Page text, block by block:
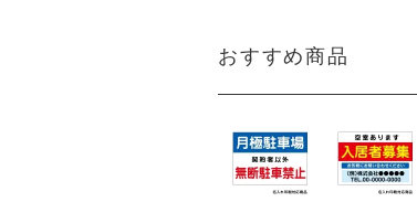
おすすめ商品